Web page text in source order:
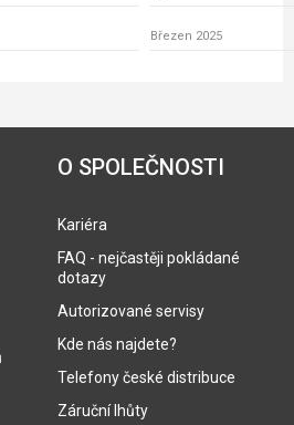
Březen 2025
O SPOLEČNOSTI
Kariéra
FAQ - nejčastěji pokládané
dotazy
Autorizované servisy
Kde nás najdete?
Telefony české distribuce
Záruční lhůty